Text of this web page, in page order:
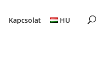
Kapcsolat HU